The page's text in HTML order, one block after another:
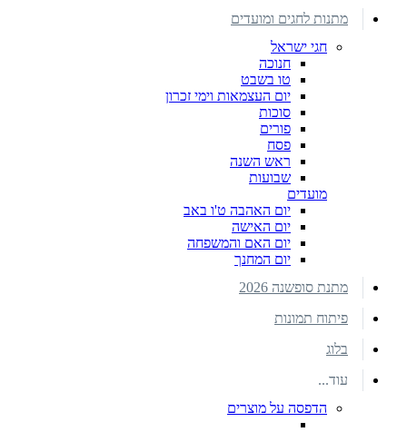
מתנות לחגים ומועדים
חגי ישראל
חנוכה
טו בשבט
יום העצמאות וימי זכרון
סוכות
פורים
פסח
ראש השנה
שבועות
מועדים
יום האהבה ט'ו באב
יום האישה
יום האם והמשפחה
יום המחנך
מתנת סופשנה 2026
פיתוח תמונות
בלוג
עוד...
הדפסה על מוצרים